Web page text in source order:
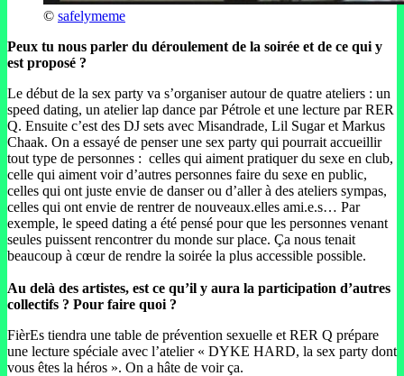
© safelymeme
Peux tu nous parler du déroulement de la soirée et de ce qui y
est proposé ?
Le début de la sex party va s’organiser autour de quatre ateliers : un
speed dating, un atelier lap dance par Pétrole et une lecture par RER
Q. Ensuite c’est des DJ sets avec Misandrade, Lil Sugar et Markus
Chaak. On a essayé de penser une sex party qui pourrait accueillir
tout type de personnes : celles qui aiment pratiquer du sexe en club,
celle qui aiment voir d’autres personnes faire du sexe en public,
celles qui ont juste envie de danser ou d’aller à des ateliers sympas,
celles qui ont envie de rentrer de nouveaux.elles ami.e.s… Par
exemple, le speed dating a été pensé pour que les personnes venant
seules puissent rencontrer du monde sur place. Ça nous tenait
beaucoup à cœur de rendre la soirée la plus accessible possible.
Au delà des artistes, est ce qu’il y aura la participation d’autres
collectifs ? Pour faire quoi ?
FièrEs tiendra une table de prévention sexuelle et RER Q prépare
une lecture spéciale avec l’atelier « DYKE HARD, la sex party dont
vous êtes la héros ». On a hâte de voir ça.